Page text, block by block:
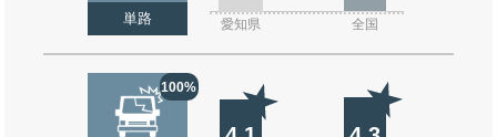
単路 愛知県 全国
100%